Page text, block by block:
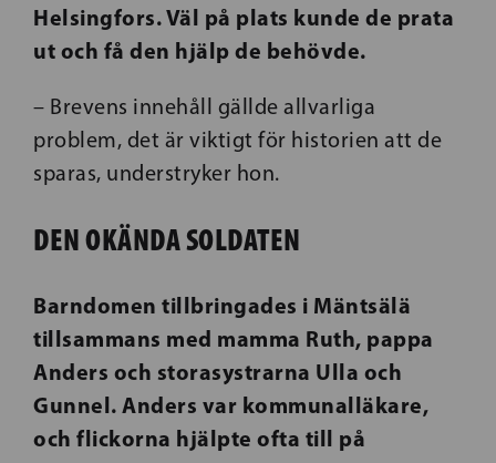
Helsingfors. Väl på plats kunde de prata
ut och få den hjälp de behövde.
– Brevens innehåll gällde allvarliga
problem, det är viktigt för historien att de
sparas, understryker hon.
DEN OKÄNDA SOLDATEN
Barndomen tillbringades i Mäntsälä
tillsammans med mamma Ruth, pappa
Anders och storasystrarna Ulla och
Gunnel. Anders var kommunalläkare,
och flickorna hjälpte ofta till på